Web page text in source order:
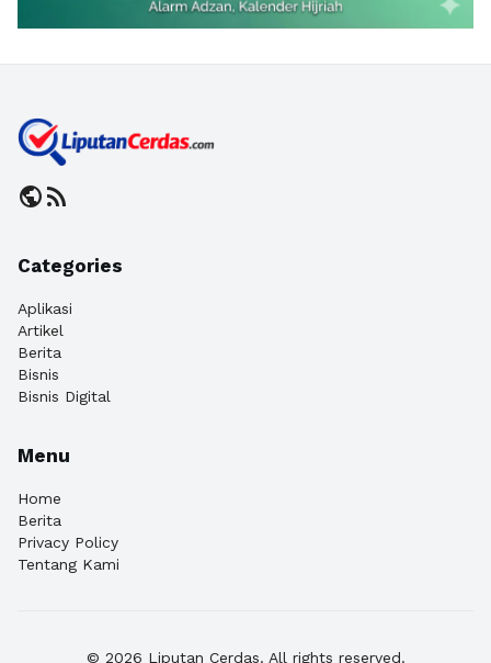
publicrss_feed
Categories
Aplikasi
Artikel
Berita
Bisnis
Bisnis Digital
Menu
Home
Berita
Privacy Policy
Tentang Kami
© 2026 Liputan Cerdas. All rights reserved.